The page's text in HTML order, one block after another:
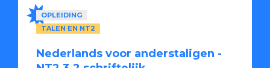
OPLEIDING
TALEN EN NT2
Nederlands voor anderstaligen -